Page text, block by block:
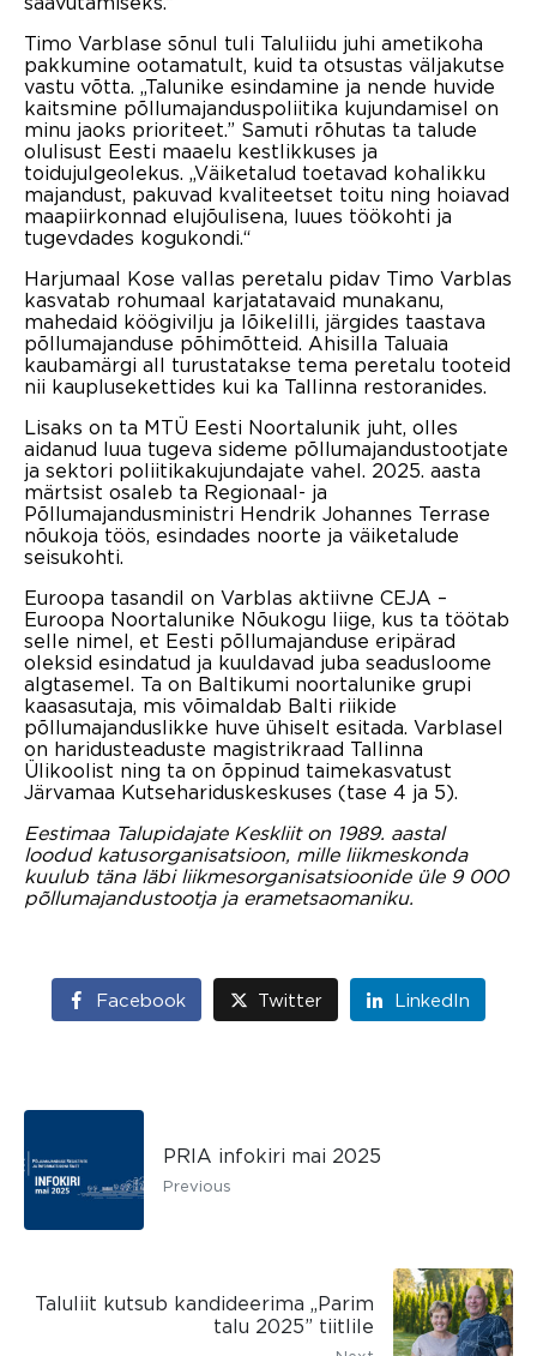
Timo Varblase sõnul tuli Taluliidu juhi ametikoha
pakkumine ootamatult, kuid ta otsustas väljakutse
vastu võtta. „Talunike esindamine ja nende huvide
kaitsmine põllumajanduspoliitika kujundamisel on
minu jaoks prioriteet.” Samuti rõhutas ta talude
olulisust Eesti maaelu kestlikkuses ja
toidujulgeolekus. „Väiketalud toetavad kohalikku
majandust, pakuvad kvaliteetset toitu ning hoiavad
maapiirkonnad elujõulisena, luues töökohti ja
tugevdades kogukondi.“
Harjumaal Kose vallas peretalu pidav Timo Varblas
kasvatab rohumaal karjatatavaid munakanu,
mahedaid köögivilju ja lõikelilli, järgides taastava
põllumajanduse põhimõtteid. Ahisilla Taluaia
kaubamärgi all turustatakse tema peretalu tooteid
nii kauplusekettides kui ka Tallinna restoranides.
Lisaks on ta MTÜ Eesti Noortalunik juht, olles
aidanud luua tugeva sideme põllumajandustootjate
ja sektori poliitikakujundajate vahel. 2025. aasta
märtsist osaleb ta Regionaal- ja
Põllumajandusministri Hendrik Johannes Terrase
nõukoja töös, esindades noorte ja väiketalude
seisukohti.
Euroopa tasandil on Varblas aktiivne CEJA –
Euroopa Noortalunike Nõukogu liige, kus ta töötab
selle nimel, et Eesti põllumajanduse eripärad
oleksid esindatud ja kuuldavad juba seadusloome
algtasemel. Ta on Baltikumi noortalunike grupi
kaasasutaja, mis võimaldab Balti riikide
põllumajanduslikke huve ühiselt esitada. Varblasel
on haridusteaduste magistrikraad Tallinna
Ülikoolist ning ta on õppinud taimekasvatust
Järvamaa Kutsehariduskeskuses (tase 4 ja 5).
Eestimaa Talupidajate Keskliit on 1989. aastal
loodud katusorganisatsioon, mille liikmeskonda
kuulub täna läbi liikmesorganisatsioonide üle 9 000
põllumajandustootja ja erametsaomaniku.
Facebook Twitter LinkedIn
PRIA infokiri mai 2025
Previous
Taluliit kutsub kandideerima „Parim
talu 2025” tiitlile